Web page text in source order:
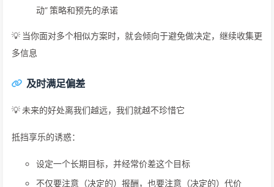
动” 策略和预先的承诺
💡 当你面对多个相似方案时，就会倾向于避免做决定，继续收集更
多信息
及时满足偏差
💡 未来的好处离我们越远，我们就越不珍惜它
抵挡享乐的诱惑：
设定一个长期目标，并经常价差这个目标
不仅要注意（决定的）报酬，也要注意（决定的）代价